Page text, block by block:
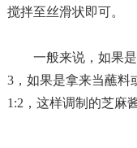
搅拌至丝滑状即可。
一般来说，如果
3，如果是拿来当蘸料
1:2 ，这样调制的芝麻